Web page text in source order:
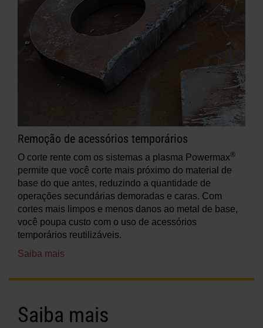
Remoção de acessórios temporários
O corte rente com os sistemas a plasma Powermax®
permite que você corte mais próximo do material de
base do que antes, reduzindo a quantidade de
operações secundárias demoradas e caras. Com
cortes mais limpos e menos danos ao metal de base,
você poupa custo com o uso de acessórios
temporários reutilizáveis.
Saiba mais
Saiba mais